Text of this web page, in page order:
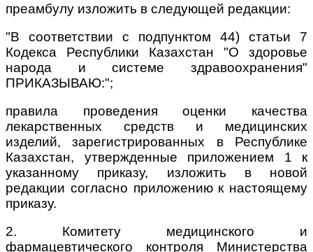
преамбулу изложить в следующей редакции:
"В соответствии с подпунктом 44) статьи 7
Кодекса Республики Казахстан "О здоровье
народа и системе здравоохранения"
ПРИКАЗЫВАЮ:";
правила проведения оценки качества
лекарственных средств и медицинских
изделий, зарегистрированных в Республике
Казахстан, утвержденные приложением 1 к
указанному приказу, изложить в новой
редакции согласно приложению к настоящему
приказу.
2. Комитету медицинского и
фармацевтического контроля Министерства